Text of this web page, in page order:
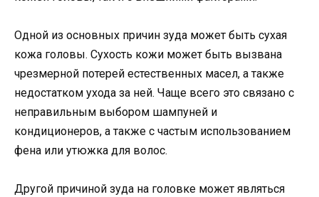
Одной из основных причин зуда может быть сухая
кожа головы. Сухость кожи может быть вызвана
чрезмерной потерей естественных масел, а также
недостатком ухода за ней. Чаще всего это связано с
неправильным выбором шампуней и
кондиционеров, а также с частым использованием
фена или утюжка для волос.
Другой причиной зуда на головке может являться